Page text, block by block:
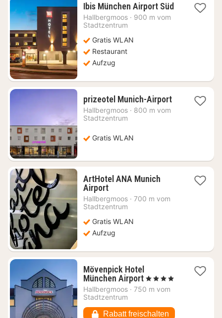
Ibis München Airport Süd1
Hallbergmoos · 900 m vom
Stadtzentrum
Gratis WLAN
Restaurant
Aufzug
prizeotel Munich-Airport1
Hallbergmoos · 800 m vom
Stadtzentrum
Gratis WLAN
ArtHotel ANA Munich
Airport1
Nacht
ab
€
Hallbergmoos · 700 m vom
Stadtzentrum
Gratis WLAN
Aufzug
Mövenpick Hotel
München Airport1
Nacht
€
, 4 Sterne
Hallbergmoos · 750 m vom
Stadtzentrum
Rabatt freischalten